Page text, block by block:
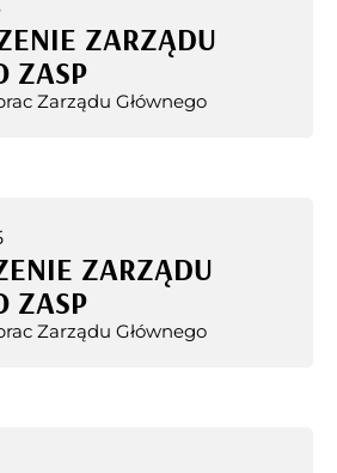
ZARZĄDU
ZASP
Zarządu Głównego
ZARZĄDU
ZASP
Zarządu Głównego